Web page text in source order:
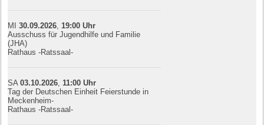
MI30.09.2026 19:00 Uhr
Ausschuss für Jugendhilfe und Familie
(JHA)
Rathaus -Ratssaal-
SA03.10.2026 11:00 Uhr
Tag der Deutschen Einheit Feierstunde in
Meckenheim-
Rathaus -Ratssaal-